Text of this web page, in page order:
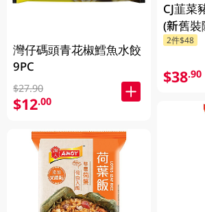
灣仔碼頭青花椒鱈魚水餃
9PC
$27.90
$12.00
CJ韮菜
(新舊
2件$48
$38.90